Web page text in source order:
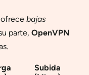
ofrece bajas
parte, OpenVPN
Subida